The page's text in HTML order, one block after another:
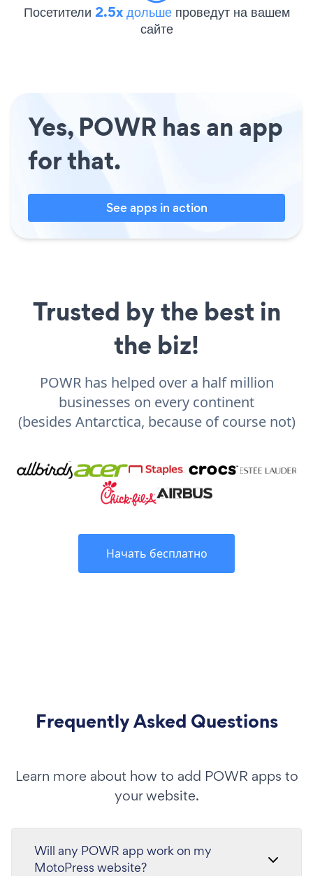
Посетители 2.5x дольше проведут на вашем
сайте
Yes, POWR has an app
for that.
See apps in action
Trusted by the best in
the biz!
POWR has helped over a half million
businesses on every continent
(besides Antarctica, because of course not)
Начать бесплатно
Frequently Asked Questions
Learn more about how to add POWR apps to
your website.
Will any POWR app work on my
MotoPress website?